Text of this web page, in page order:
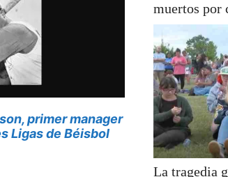
primer manager
Ligas de Béisbol
muertos por
La tragedia